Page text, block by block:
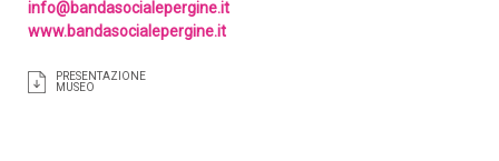
info@bandasocialepergine.it
www.bandasocialepergine.it
PRESENTAZIONE
MUSEO